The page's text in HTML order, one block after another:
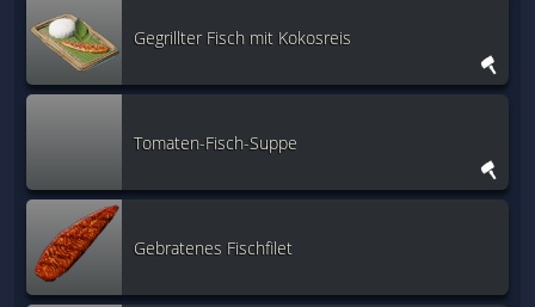
Gegrillter Fisch mit Kokosreis
Tomaten-Fisch-Suppe
Gebratenes Fischfilet